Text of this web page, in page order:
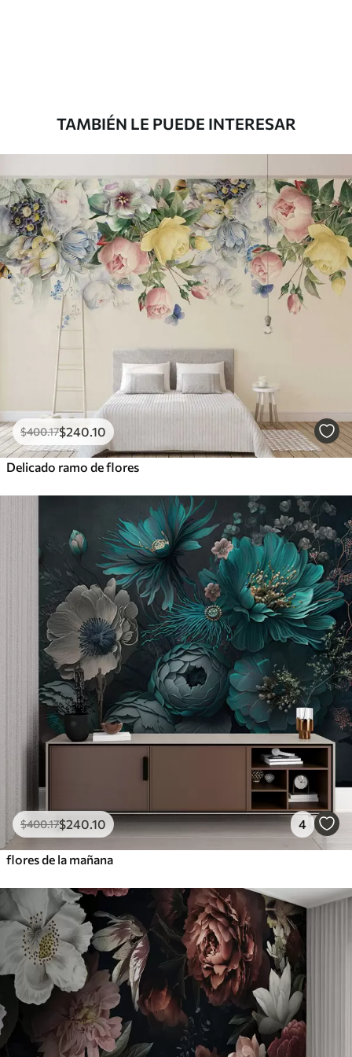
Vinilo Premium
1266.67$760.00/m²
Peel and Stick
1533.33 $920.00/m²
TAMBIÉN LE PUEDE INTERESAR
$400.17$240.10
Delicado ramo de flores
$400.17$240.10 4
flores de la mañana